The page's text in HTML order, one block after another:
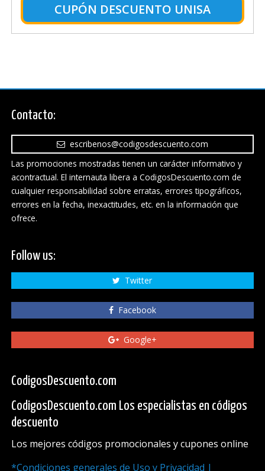
CUPÓN DESCUENTO UNISA
Contacto:
escribenos@codigosdescuento.com
Las promociones mostradas tienen un carácter informativo y
acontractual. El internauta libera a CodigosDescuento.com de
cualquier responsabilidad sobre erratas, errores tipográficos,
errores en la fecha, inexactitudes, etc. en la información que
ofrece.
Follow us:
Twitter
Facebook
Google+
CodigosDescuento.com
CodigosDescuento.com Los especialistas en códigos
descuento
Los mejores códigos promocionales y cupones online
*Condiciones generales de Uso y Privacidad |